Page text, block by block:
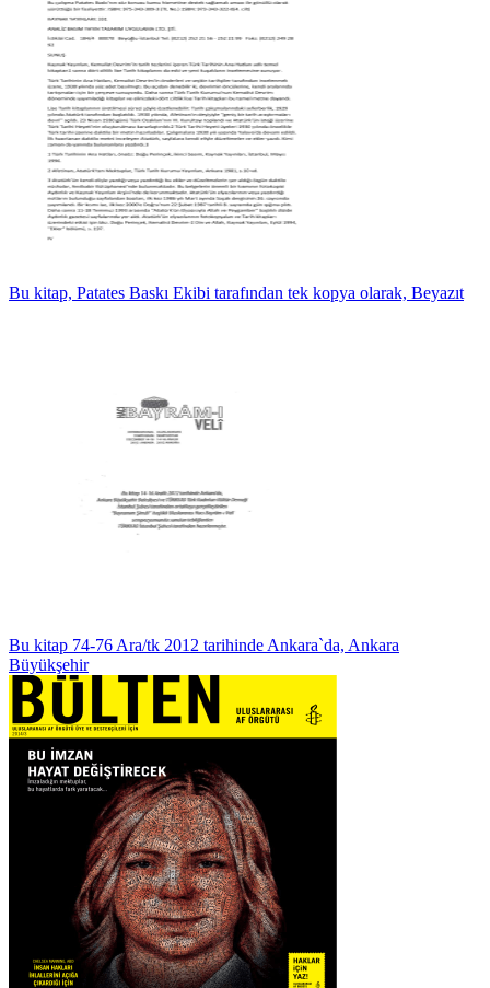
Bu kitap, Patates Baskı Ekibi tarafından tek kopya olarak, Beyazıt
Bu kitap 74-76 Ara/tk 2012 tarihinde Ankara`da, Ankara
Büyükşehir